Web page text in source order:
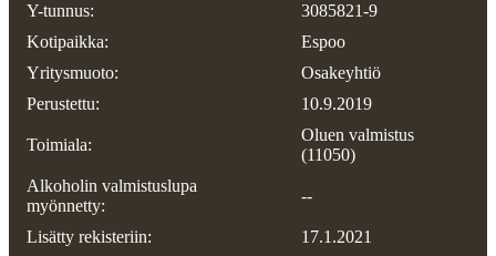
Y-tunnus:
3085821-9
Kotipaikka:
Espoo
Yritysmuoto:
Osakeyhtiö
Perustettu:
10.9.2019
Toimiala:
Oluen valmistus
(11050)
Alkoholin valmistuslupa
myönnetty:
--
Lisätty rekisteriin: 17.1.2021